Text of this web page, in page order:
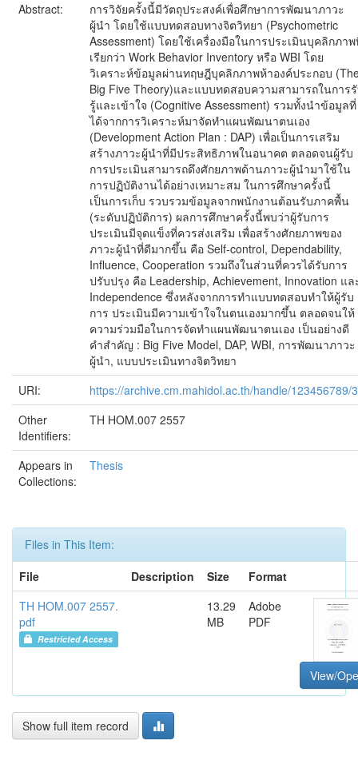
Abstract:
การวิจัยครั้งนี้มีวัตถุประสงค์เพื่อศึกษาการพัฒนาภาวะ
ผู้นำ โดยใช้แบบทดสอบทางจิตวิทยา (Psychometric
Assessment) โดยใช้เครื่องมือในการประเมินบุคลิกภา
เรียกว่า Work Behavior Inventory หรือ WBI โดย
วิเคราะห์ข้อมูลผ่านทฤษฎีบุคลิกภาพห้าองค์ประกอบ
Big Five Theory)และแบบทดสอบความสามารถในการ
รู้และเข้าใจ (Cognitive Assessment) รวมทั้งนำข้อมูลที่
ได้จากการวิเคราะห์มาจัดทำแผนพัฒนาตนเอง
(Development Action Plan : DAP) เพื่อเป็นการเสริม
สร้างภาวะผู้นำที่มีประสิทธิภาพในอนาคต ตลอดจนผู้รับ
การประเมินสามารถดึงศักยภาพด้านภาวะผู้นำมาใช้ใน
การปฏิบัติงานได้อย่างเหมาะสม ในการศึกษาครั้งนี้
เป็นการเก็บ รวบรวมข้อมูลจากพนักงานต้อนรับภาคพื้น
(ระดับปฏิบัติการ) ผลการศึกษาครั้งนี้พบว่าผู้รับการ
ประเมินมีจุดแข็งที่ควรส่งเสริม เพื่อสร้างศักยภาพของ
ภาวะผู้นำที่ดีมากขึ้น คือ Self-control, Dependability,
Influence, Cooperation รวมถึงในส่วนที่ควรได้รับการ
ปรับปรุง คือ Leadership, Achievement, Innovation แล
Independence ซึ่งหลังจากการทำแบบทดสอบทำให้ผู้รับ
การ ประเมินมีความเข้าใจในตนเองมากขึ้น ตลอดจนให้
ความร่วมมือในการจัดทำแผนพัฒนาตนเอง เป็นอย่างดี
คำสำคัญ : Big Five Model, DAP, WBI, การพัฒนาภาวะ
ผู้นำ, แบบประเมินทางจิตวิทยา
URI:
https://archive.cm.mahidol.ac.th/handle/123456789/
Other
Identifiers:
TH HOM.007 2557
Appears in
Collections:
Thesis
Files in This Item:
File
Description Size
Format
TH HOM.007 2557.
pdf
Restricted Access
13.29
MB
Adobe
PDF
View/
Show full item record